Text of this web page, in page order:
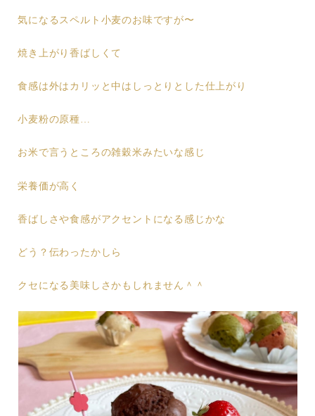
気になるスペルト小麦のお味ですが〜
焼き上がり香ばしくて
食感は外はカリッと中はしっとりとした仕上がり
小麦粉の原種…
お米で言うところの雑穀米みたいな感じ
栄養価が高く
香ばしさや食感がアクセントになる感じかな
どう？伝わったかしら
クセになる美味しさかもしれません＾＾